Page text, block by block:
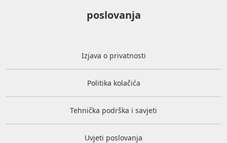
poslovanja
Izjava o privatnosti
Politika kolačića
Tehnička podrška i savjeti
Uvjeti poslovanja